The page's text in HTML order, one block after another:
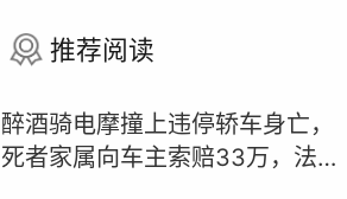
推荐阅读
醉酒骑电摩撞上违停轿车身亡，
死者家属向车主索赔33万，法院